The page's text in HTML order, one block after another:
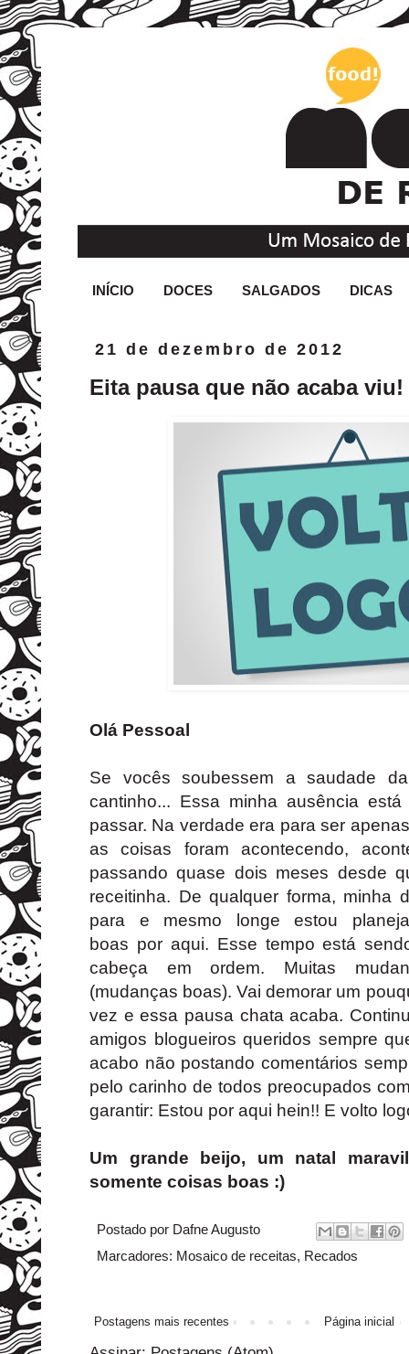
INÍCIO DOCES SALGADOS DICAS
21 de dezembro de 2012
Eita pausa que não acaba viu!
Olá Pessoal
Se vocês soubessem a saudade
cantinho... Essa minha ausência
passar. Na verdade era para ser
as coisas foram acontecendo,
passando quase dois meses desde
receitinha. De qualquer forma, minha
para e mesmo longe estou
boas por aqui. Esse tempo está
cabeça em ordem. Muitas
(mudanças boas). Vai demorar um
vez e essa pausa chata acaba.
amigos blogueiros queridos sempre
acabo não postando comentários
pelo carinho de todos preocupados
garantir: Estou por aqui hein!! E volto
Um grande beijo, um natal
somente coisas boas :)
Postado por Dafne Augusto
Marcadores: Mosaico de receitas, Recados
Postagens mais recentes Página inicial